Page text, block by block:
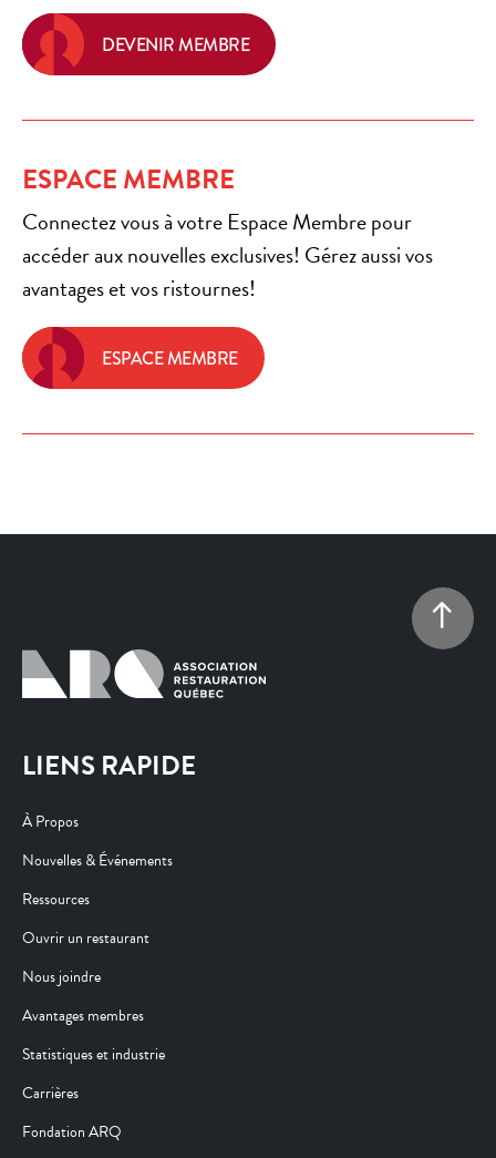
DEVENIR MEMBRE
ESPACE MEMBRE
Connectez vous à votre Espace Membre pour
accéder aux nouvelles exclusives! Gérez aussi vos
avantages et vos ristournes!
ESPACE MEMBRE
LIENS RAPIDE
À Propos
Nouvelles & Événements
Ressources
Ouvrir un restaurant
Nous joindre
Avantages membres
Statistiques et industrie
Carrières
Fondation ARQ